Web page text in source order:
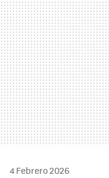
4 Febrero 2026